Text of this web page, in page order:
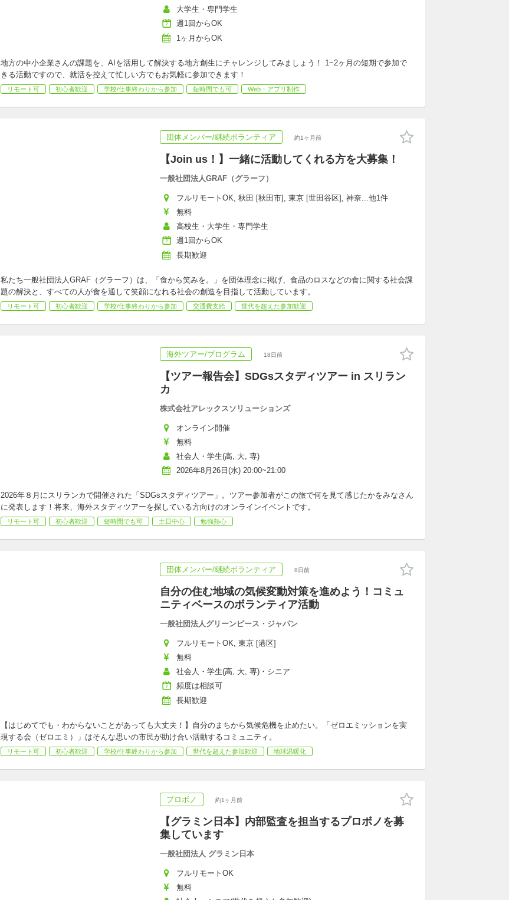
大学生・専門学生
週1回からOK
1ヶ月からOK
地方の中小企業さんの課題を、AIを活用して解決する地方創生にチャレンジしてみましょう！ 1~2ヶ月の短期で参加で
きる活動ですので、就活を控えて忙しい方でもお気軽に参加できます！
リモート可 初心者歓迎 学校/仕事終わりから参加 短時間でも可 Web・アプリ制作
団体メンバー/継続ボランティア 約1ヶ月前
【Join us！】一緒に活動してくれる方を大募集！
一般社団法人GRAF（グラーフ）
フルリモートOK, 秋田 [秋田市], 東京 [世田谷区], 神奈...他1件
無料
高校生・大学生・専門学生
週1回からOK
長期歓迎
私たち一般社団法人GRAF（グラーフ）は、「食から笑みを。」を団体理念に掲げ、食品のロスなどの食に関する社会課
題の解決と、すべての人が食を通して笑顔になれる社会の創造を目指して活動しています。
リモート可 初心者歓迎 学校/仕事終わりから参加 交通費支給 世代を超えた参加歓迎
海外ツアー/プログラム 18日前
【ツアー報告会】SDGsスタディツアー in スリラン
カ
株式会社アレックスソリューションズ
オンライン開催
無料
社会人・学生(高, 大, 専)
2026年8月26日(水) 20:00~21:00
2026年８月にスリランカで開催された「SDGsスタディツアー」。ツアー参加者がこの旅で何を見て感じたかをみなさん
に発表します！将来、海外スタディツアーを探している方向けのオンラインイベントです。
リモート可 初心者歓迎 短時間でも可 土日中心 勉強熱心
団体メンバー/継続ボランティア 8日前
自分の住む地域の気候変動対策を進めよう！コミュ
ニティベースのボランティア活動
一般社団法人グリーンピース・ジャパン
フルリモートOK, 東京 [港区]
無料
社会人・学生(高, 大, 専)・シニア
頻度は相談可
長期歓迎
【はじめてでも・わからないことがあっても大丈夫！】自分のまちから気候危機を止めたい。「ゼロエミッションを実
現する会（ゼロエミ）」はそんな思いの市民が助け合い活動するコミュニティ。
リモート可 初心者歓迎 学校/仕事終わりから参加 世代を超えた参加歓迎 地球温暖化
プロボノ 約1ヶ月前
【グラミン日本】内部監査を担当するプロボノを募
集しています
一般社団法人 グラミン日本
フルリモートOK
無料